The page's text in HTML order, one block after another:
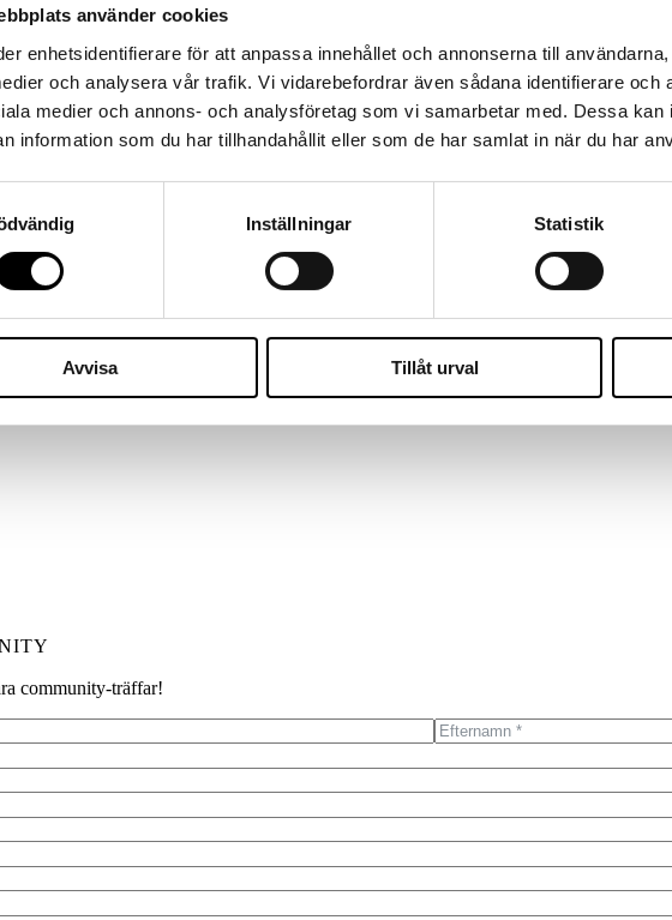
använder cookies
enhetsidentifierare för att anpassa innehållet och annonserna till
och analysera vår trafik. Vi vidarebefordrar även sådana identifierare och
medier och annons- och analysföretag som vi samarbetar med. Dessa
information som du har tillhandahållit eller som de har samlat in när du har
Inställningar Statistik
Avvisa Tillåt urval
community-träffar!